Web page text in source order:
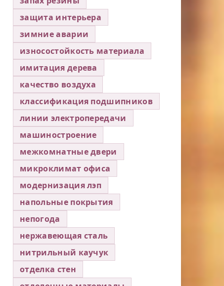
защита интерьера
зимние аварии
износостойкость материала
имитация дерева
качество воздуха
классификация подшипников
линии электропередачи
машиностроение
межкомнатные двери
микроклимат офиса
модернизация лэп
напольные покрытия
непогода
нержавеющая сталь
нитрильный каучук
отделка стен